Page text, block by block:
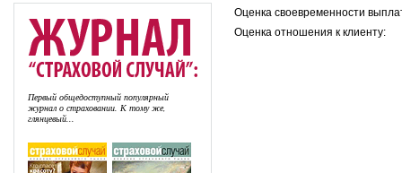
Первый общедоступный популярный
журнал о страховании. К тому же,
глянцевый...
Оценка своевременности
Оценка отношения к клиенту: